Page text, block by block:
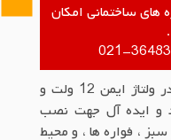
ساختمانی امکان
این چراغ کاملا ضد آب IP68 در ولتاژ ایمن 12 ولت و
و ایده آل جهت نصب
سبز ، فواره ها ، و محیط